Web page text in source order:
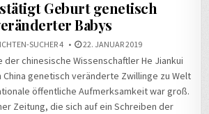
Geburt genetisch
Babys
SUCHER 4 22. JANUAR 2019
der chinesische Wissenschaftler He Jiankui
genetisch veränderte Zwillinge zu Welt
öffentliche Aufmerksamkeit war groß.
Zeitung, die sich auf ein Schreiben der